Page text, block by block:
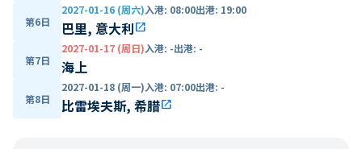
第6日
2027-01-16 (周六)入港: 08:00出港: 19:00
巴里, 意大利open_in_new
第7日
2027-01-17 (周日)入港: -出港: -
海上
第8日
2027-01-18 (周一)入港: 07:00出港: -
比雷埃夫斯, 希腊open_in_new